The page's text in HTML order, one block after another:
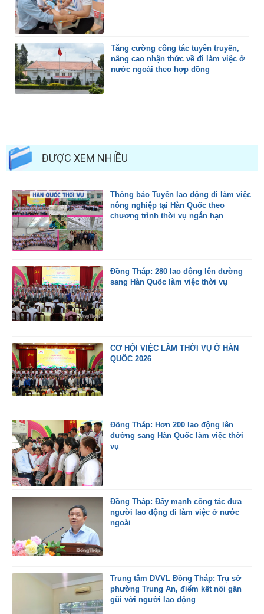
Tăng cường công tác tuyên truyền,
nâng cao nhận thức về đi làm việc ở
nước ngoài theo hợp đồng
ĐƯỢC XEM NHIỀU
Thông báo Tuyển lao động đi làm việc
nông nghiệp tại Hàn Quốc theo
chương trình thời vụ ngắn hạn
Đồng Tháp: 280 lao động lên đường
sang Hàn Quốc làm việc thời vụ
CƠ HỘI VIỆC LÀM THỜI VỤ Ở HÀN
QUỐC 2026
Đồng Tháp: Hơn 200 lao động lên
đường sang Hàn Quốc làm việc thời
vụ
Đồng Tháp: Đẩy mạnh công tác đưa
người lao động đi làm việc ở nước
ngoài
Trung tâm DVVL Đồng Tháp: Trụ sở
phường Trung An, điểm kết nối gần
gũi với người lao động